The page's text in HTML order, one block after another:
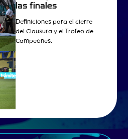
las finales
Definiciones para el cierre
del Clausura y el Trofeo de
Campeones.